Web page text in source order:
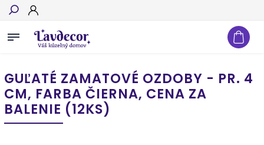
Hľadať
GUĽATÉ ZAMATOVÉ OZDOBY - PR. 4
CM, FARBA ČIERNA, CENA ZA
BALENIE (12KS)